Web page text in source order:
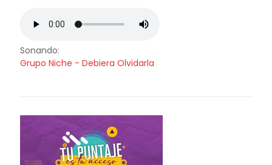
Sonando:
Grupo Niche - Debiera Olvidarla